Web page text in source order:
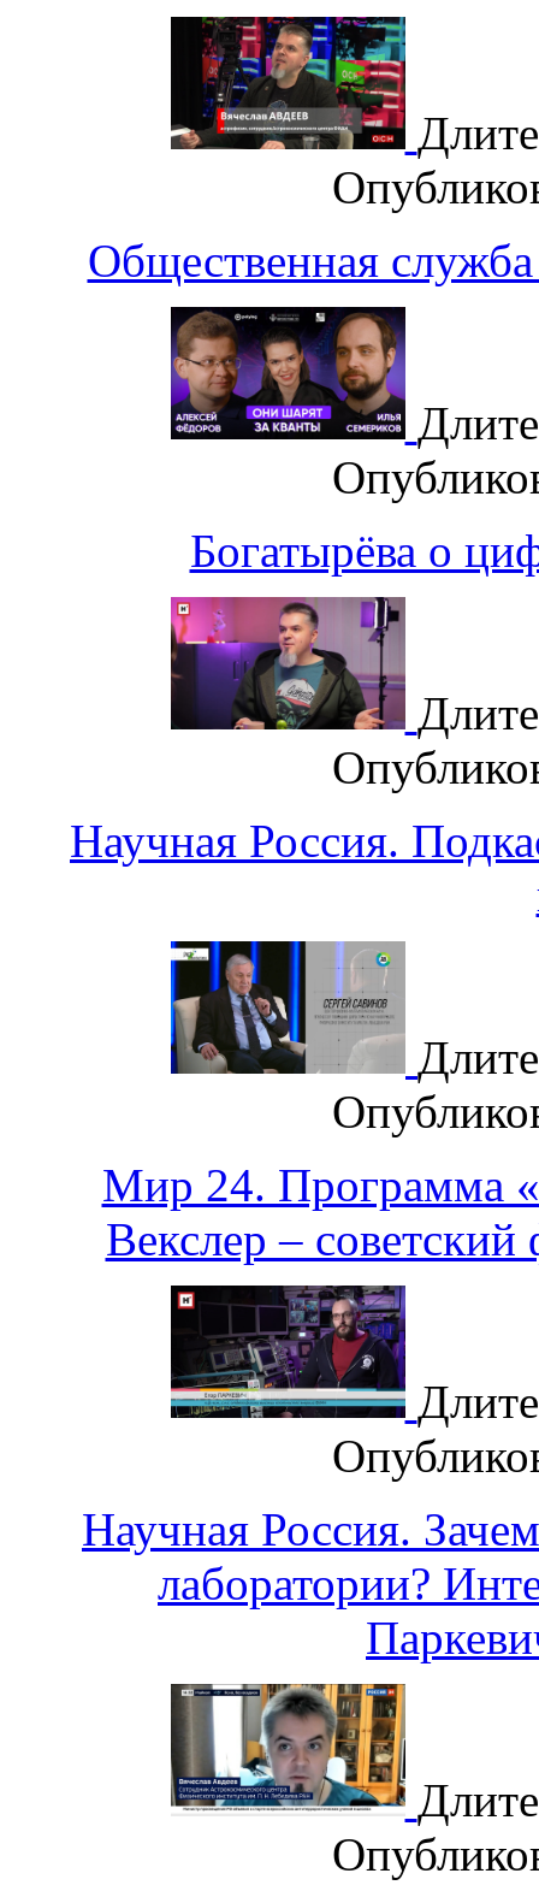
Общественная
Богатырёва о
Научная Россия.
Мир 24. Программа
Векслер –
Научная Россия.
лаборатории?